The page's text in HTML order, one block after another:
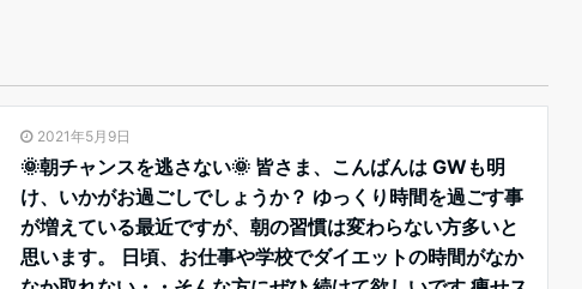
2021年5月9日
🌞朝チャンスを逃さない🌞 皆さま、こんばんは GWも明
け、いかがお過ごしでしょうか？ ゆっくり時間を過ごす事
が増えている最近ですが、朝の習慣は変わらない方多いと
思います。 日頃、お仕事や学校でダイエットの時間がなか